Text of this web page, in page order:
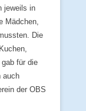
jeweils in
Mädchen,
Die
für die
auch
der OBS